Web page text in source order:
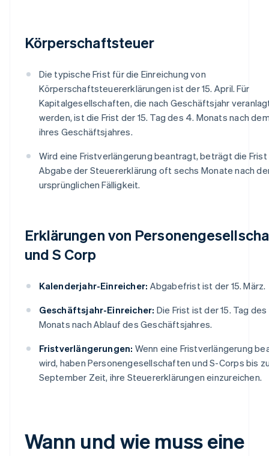
Körperschaftsteuer
Die typische Frist für die Einreichung von
Körperschaftsteuererklärungen ist der 15. April. Für
Kapitalgesellschaften, die nach Geschäftsjahr
werden, ist die Frist der 15. Tag des 4. Monats nach
ihres Geschäftsjahres.
Wird eine Fristverlängerung beantragt, beträgt die
Abgabe der Steuererklärung oft sechs Monate nach
ursprünglichen Fälligkeit.
Erklärungen von
und S Corp
Kalenderjahr-Einreicher: Abgabefrist ist der 15. März.
Geschäftsjahr-Einreicher: Die Frist ist der 15. Tag des
Monats nach Ablauf des Geschäftsjahres.
Fristverlängerungen: Wenn eine Fristverlängerung
wird, haben Personengesellschaften und S-Corps bis
September Zeit, ihre Steuererklärungen einzureichen.
Wann und wie muss eine